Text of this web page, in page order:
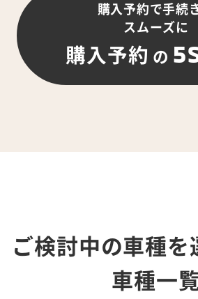
購入予約で手続
スムーズに
購入予約 の
ご検討中の車種を
車種一